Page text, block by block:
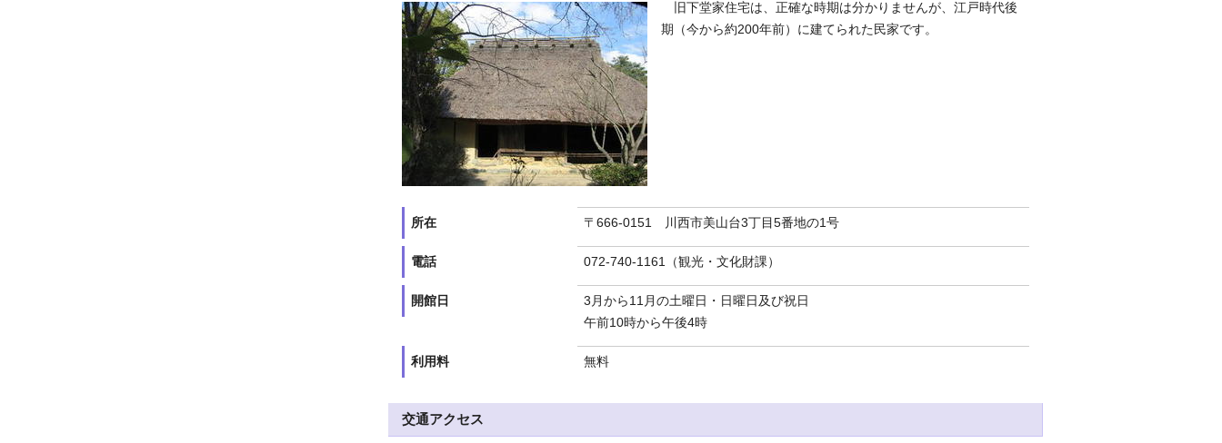
旧下堂家住宅は、正確な時期は分かりませんが、江戸時代後
期（今から約200年前）に建てられた民家です。
所在 〒666-0151 川西市美山台3丁目5番地の1号
電話 072-740-1161（観光・文化財課）
開館日
3月から11月の土曜日・日曜日及び祝日
午前10時から午後4時
利用料 無料
交通アクセス